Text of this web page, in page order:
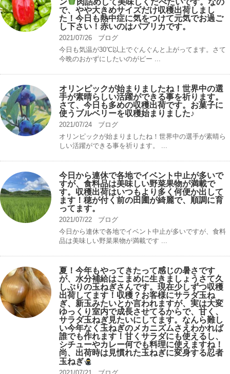
で、やや大きめサイズだけ収穫出荷しまし
た！今日も熱中症に気をつけて元気でお過ご
し下さい！赤いのはパプリカです。
2021/07/26
ブログ
今日も気温が30℃以上でぐんぐんと上がってます。さて
今晩のおかずにしたいのがピー ...
オリンピックが始まりましたね！世界中の選
手が素晴らしい活躍ができる事を祈ります。
さて、今日も多めの収穫出荷です。お菓子に
使うブルベリーを収穫始まりました♪
2021/07/24
ブログ
オリンピックが始まりましたね！世界中の選手が素晴ら
しい活躍ができる事を祈ります。 ...
今日から連休で各地でイベント中止が多いで
すが、食料品は美味しい野菜果物が満載で
す。収穫出荷はいつもより多く何便か出して
ます！穂が付く前の田圃が綺麗で、順調に育
ってます。
2021/07/22
ブログ
今日から連休で各地でイベント中止が多いですが、食料
品は美味しい野菜果物が満載です ...
夏！今年もやってきたって感じの暑さです
が、水分補給はこまめに生きましょうさて久
しぶりの玉ねぎさんです。現在少しずつ収穫
出荷してます！収穫？お客様にサラダ玉ね
ぎ、新玉みたいとか言われますが、実は大変
ゆっくり室内で成長させてるからで、甘く、
サラダ玉ねぎ見たいにしてます。なんら難し
い今年なく玉ねぎのメカニズムさえわかれば
誰でも作れます！甘くサラダにも使えるし、
シチューやカレー何でも料理に使えますね！
尚、出荷時は見慣れた玉ねぎに変身する忍者
玉ねぎ